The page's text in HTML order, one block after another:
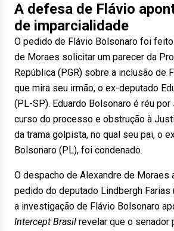
A defesa de Flávio
de imparcialidade
O pedido de Flávio Bolsonaro foi
de Moraes solicitar um parecer da
República (PGR) sobre a inclusão de
que mira seu irmão, o ex-deputado
(PL-SP). Eduardo Bolsonaro é réu
curso do processo e obstrução à
da trama golpista, no qual seu pai, o
Bolsonaro (PL), foi condenado.
O despacho de Alexandre de Moraes
pedido do deputado Lindbergh Farias
a investigação de Flávio Bolsonaro
Intercept Brasil revelar que o senador